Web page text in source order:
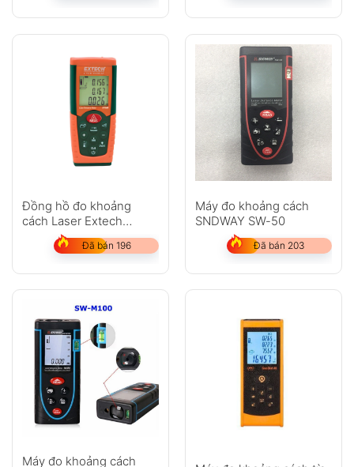
Đồng hồ đo khoảng
cách Laser Extech
DT300
Đã bán 196
Máy đo khoảng cách
SNDWAY SW-50
Đã bán 203
Máy đo khoảng cách